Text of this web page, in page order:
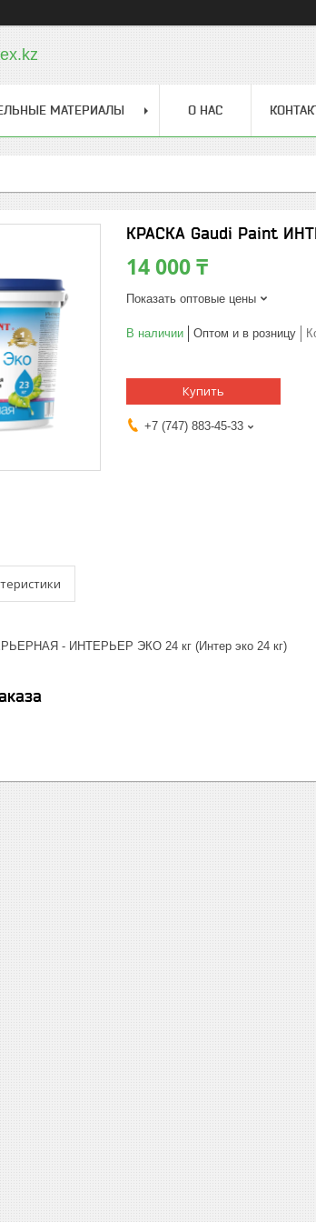
МАТЕРИАЛЫ О НАС
КРАСКА Gaudi Paint
14 000 ₸
Показать оптовые цены
В наличии Оптом и в розницу
Купить
+7 (747) 883-45-33
- ИНТЕРЬЕР ЭКО 24 кг (Интер эко 24 кг)